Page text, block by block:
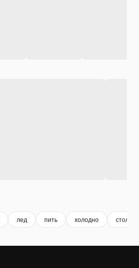
лед пить холодно стол